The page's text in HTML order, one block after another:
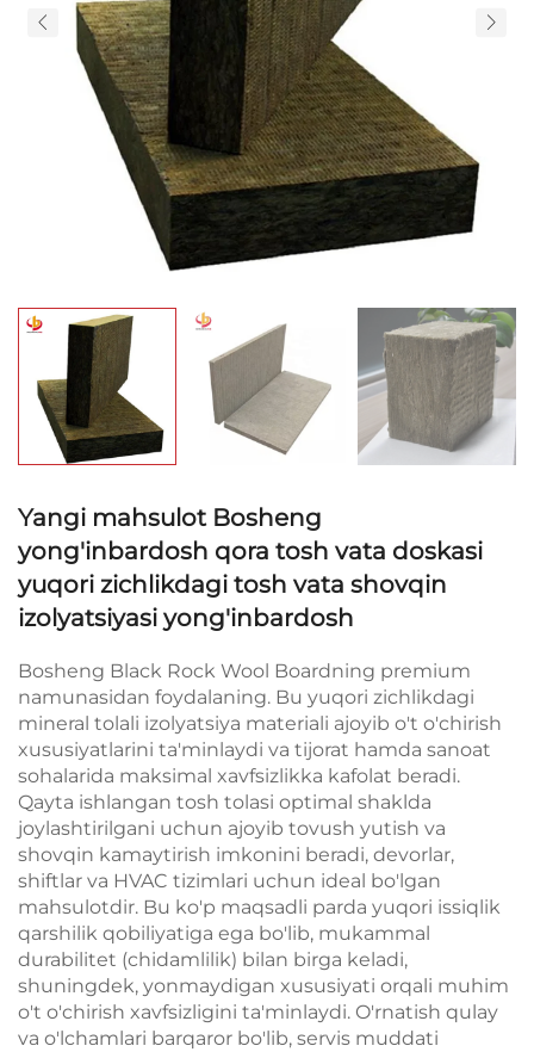
Yangi mahsulot Bosheng
yong'inbardosh qora tosh vata doskasi
yuqori zichlikdagi tosh vata shovqin
izolyatsiyasi yong'inbardosh
Bosheng Black Rock Wool Boardning premium
namunasidan foydalaning. Bu yuqori zichlikdagi
mineral tolali izolyatsiya materiali ajoyib o't o'chirish
xususiyatlarini ta'minlaydi va tijorat hamda sanoat
sohalarida maksimal xavfsizlikka kafolat beradi.
Qayta ishlangan tosh tolasi optimal shaklda
joylashtirilgani uchun ajoyib tovush yutish va
shovqin kamaytirish imkonini beradi, devorlar,
shiftlar va HVAC tizimlari uchun ideal bo'lgan
mahsulotdir. Bu ko'p maqsadli parda yuqori issiqlik
qarshilik qobiliyatiga ega bo'lib, mukammal
durabilitet (chidamlilik) bilan birga keladi,
shuningdek, yonmaydigan xususiyati orqali muhim
o't o'chirish xavfsizligini ta'minlaydi. O'rnatish qulay
va o'lchamlari barqaror bo'lib, servis muddati